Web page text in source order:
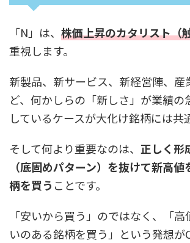
「N」は、 株価上昇のカタリスト（
重視します。
新製品、新サービス、新経営陣、産
ど、何かしらの「新しさ」が業績の
しているケースが大化け銘柄には共
そして何より重要なのは、 正しく形
（底固めパターン）を抜けて新高
柄を買う ことです。
「安いから買う」のではなく、「
いのある銘柄を買う」という発想が